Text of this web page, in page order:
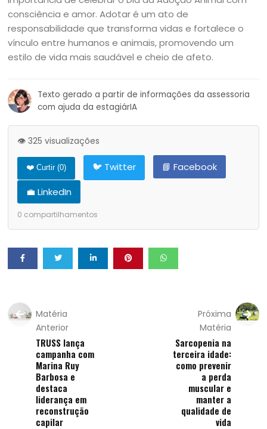
consciência e amor. Adotar é um ato de
responsabilidade que transforma vidas e fortalece o
vínculo entre humanos e animais, promovendo um
estilo de vida mais saudável e cheio de afeto.
Texto gerado a partir de informações da assessoria
com ajuda da estagiárIA
👁️ 325 visualizações
❤️ Curtir (0) 🐦 Twitter
📘 Facebook
💼 LinkedIn
0 compartilhamentos
Matéria
Anterior
TRUSS lança
campanha com
Marina Ruy
Barbosa e
destaca
liderança em
reconstrução
capilar
Próxima
Matéria
Sarcopenia na
terceira idade:
como prevenir
a perda
muscular e
manter a
qualidade de
vida